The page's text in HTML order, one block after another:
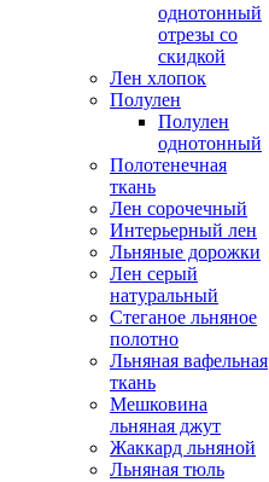
однотонный
отрезы со
скидкой
Лен хлопок
Полулен
Полулен
однотонный
Полотенечная
ткань
Лен сорочечный
Интерьерный лен
Льняные дорожки
Лен серый
натуральный
Стеганое льняное
полотно
Льняная вафельная
ткань
Мешковина
льняная джут
Жаккард льняной
Льняная тюль